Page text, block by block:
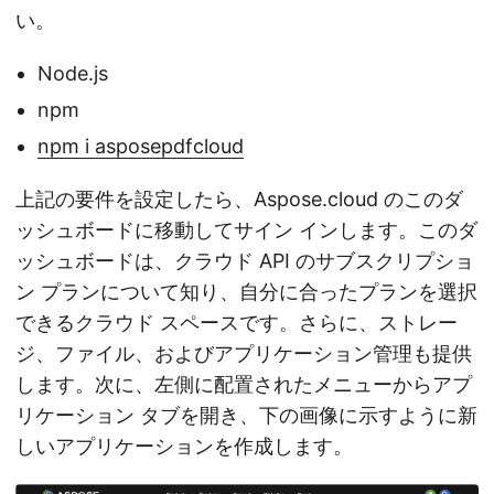
い。
Node.js
npm
npm i asposepdfcloud
上記の要件を設定したら、Aspose.cloud のこのダ
ッシュボードに移動してサイン インします。このダ
ッシュボードは、クラウド API のサブスクリプショ
ン プランについて知り、自分に合ったプランを選択
できるクラウド スペースです。さらに、ストレー
ジ、ファイル、およびアプリケーション管理も提供
します。次に、左側に配置されたメニューからアプ
リケーション タブを開き、下の画像に示すように新
しいアプリケーションを作成します。